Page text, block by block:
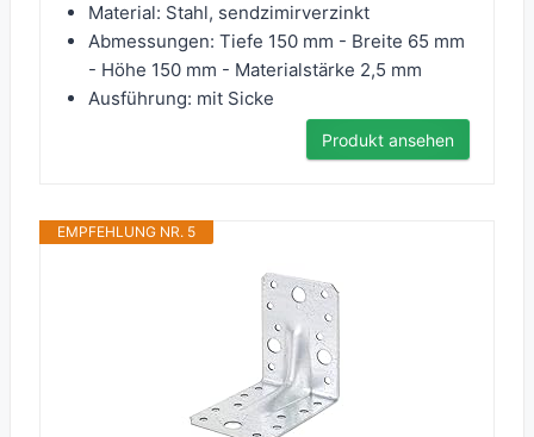
Material: Stahl, sendzimirverzinkt
Abmessungen: Tiefe 150 mm - Breite 65 mm
- Höhe 150 mm - Materialstärke 2,5 mm
Ausführung: mit Sicke
Produkt ansehen
EMPFEHLUNG NR. 5